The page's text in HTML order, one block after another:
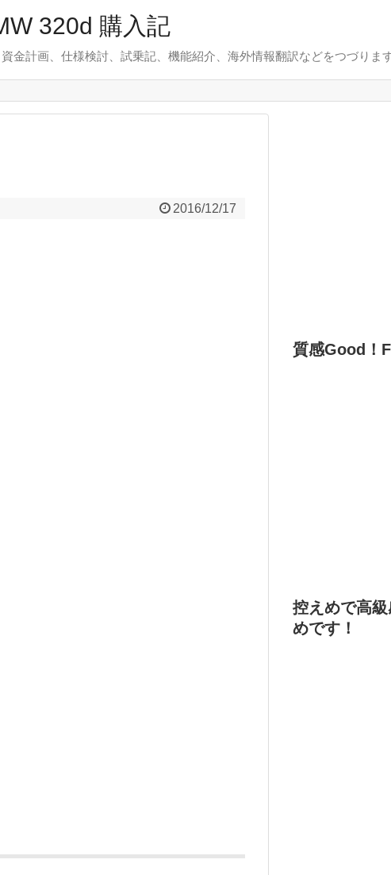
320d 購入記
金計画、仕様検討、試乗記、機能紹介、海外情報翻訳などをつづります
2016/12/17
質感Good！
控えめで高
めです！